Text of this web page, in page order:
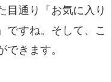
目通り「お気に入り
ですね。そして、こ
きます。